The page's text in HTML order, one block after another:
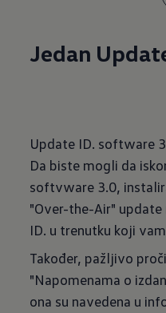
Jedan
Update ID. software
Da biste mogli da
softvware 3.0,
"Over-the-Air"
ID. u trenutku koji
Također, pažljivo
"Napomenama o
ona su navedena u